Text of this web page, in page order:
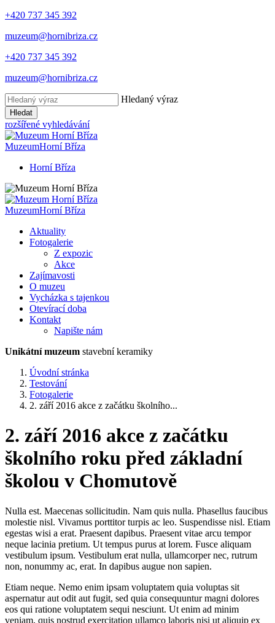
+420 737 345 392
muzeum@hornibriza.cz
+420 737 345 392
muzeum@hornibriza.cz
Hledaný výraz
Hledat
rozšířené vyhledávání
MuzeumHorní Bříza
Horní Bříza
MuzeumHorní Bříza
Aktuality
Fotogalerie
Z expozic
Akce
Zajímavosti
O muzeu
Vycházka s tajenkou
Otevírací doba
Kontakt
Napište nám
Unikátní muzeum stavební keramiky
Úvodní stránka
Testování
Fotogalerie
2. září 2016 akce z začátku školního...
2. září 2016 akce z začátku
školního roku před základní
školou v Chomutově
Nulla est. Maecenas sollicitudin. Nam quis nulla. Phasellus faucibus
molestie nisl. Vivamus porttitor turpis ac leo. Suspendisse nisl. Etiam
egestas wisi a erat. Praesent dapibus. Praesent vitae arcu tempor
neque lacinia pretium. Ut tempus purus at lorem. Fusce aliquam
vestibulum ipsum. Vestibulum erat nulla, ullamcorper nec, rutrum
non, nonummy ac, erat. In dapibus augue non sapien.
Etiam neque. Nemo enim ipsam voluptatem quia voluptas sit
aspernatur aut odit aut fugit, sed quia consequuntur magni dolores
eos qui ratione voluptatem sequi nesciunt. Ut enim ad minim
veniam, quis nostrud exercitation ullamco laboris nisi ut aliquip ex